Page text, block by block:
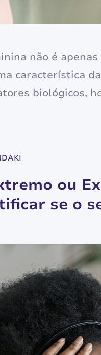
não é
característica
biológicos,
ao mundo ao
ou
se o